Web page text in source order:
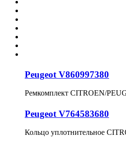
Peugeot V860997380
Ремкомплект CITROEN/
Peugeot V764583680
Кольцо уплотнительное